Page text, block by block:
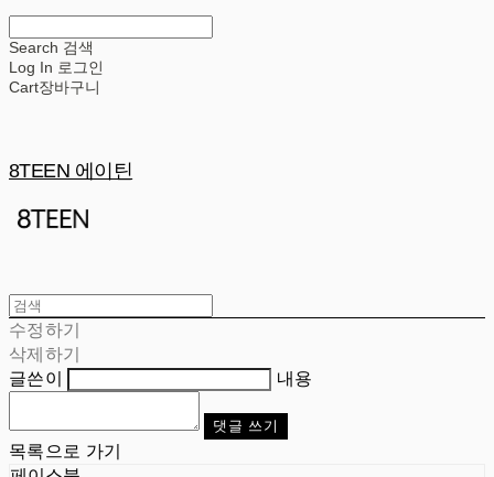
Search 검색
Log In 로그인
Cart장바구니
8TEEN 에이틴
수정하기
삭제하기
글쓴이
내용
댓글 쓰기
목록으로 가기